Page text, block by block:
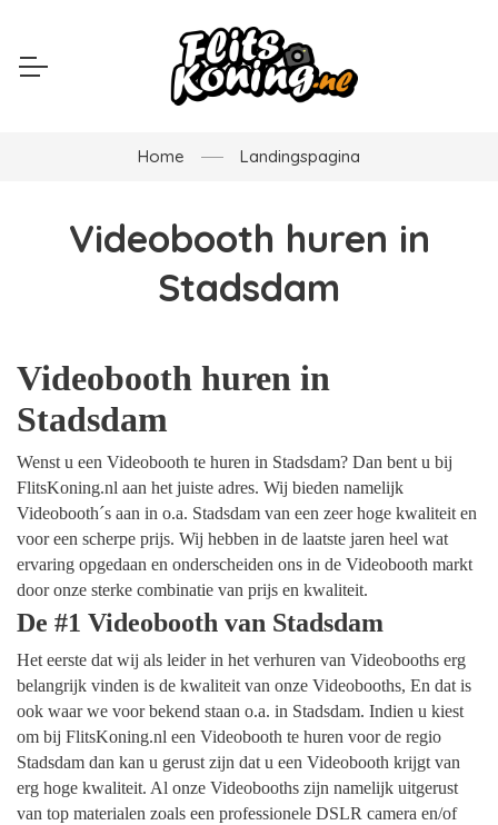
Home Landingspagina
Videobooth huren in
Stadsdam
Videobooth huren in
Stadsdam
Wenst u een Videobooth te huren in Stadsdam? Dan bent u bij
FlitsKoning.nl aan het juiste adres. Wij bieden namelijk
Videobooth´s aan in o.a. Stadsdam van een zeer hoge kwaliteit en
voor een scherpe prijs. Wij hebben in de laatste jaren heel wat
ervaring opgedaan en onderscheiden ons in de Videobooth markt
door onze sterke combinatie van prijs en kwaliteit.
De #1 Videobooth van Stadsdam
Het eerste dat wij als leider in het verhuren van Videobooths erg
belangrijk vinden is de kwaliteit van onze Videobooths, En dat is
ook waar we voor bekend staan o.a. in Stadsdam. Indien u kiest
om bij FlitsKoning.nl een Videobooth te huren voor de regio
Stadsdam dan kan u gerust zijn dat u een Videobooth krijgt van
erg hoge kwaliteit. Al onze Videobooths zijn namelijk uitgerust
van top materialen zoals een professionele DSLR camera en/of